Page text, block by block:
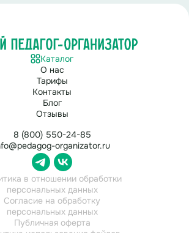
Каталог
О нас
Тарифы
Контакты
Блог
Отзывы
8 (800) 550-24-85
organizator.ru
в отношении обработки
персональных данных
Согласие на обработку
персональных данных
Публичная оферта